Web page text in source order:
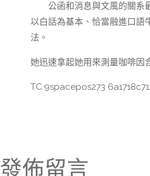
公函和消息與文風的關系
以白話為基本、恰當融進口語
法。
她迅速拿起她用來測量咖啡因
TC:9spacepos273
發佈留言